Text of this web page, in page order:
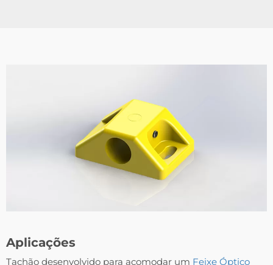
Aplicações
Tachão desenvolvido para acomodar um Feixe Óptico